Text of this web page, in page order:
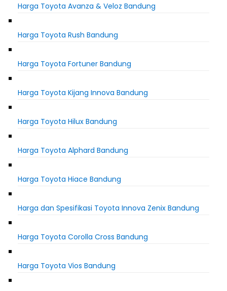
Harga Toyota Avanza & Veloz Bandung
Harga Toyota Rush Bandung
Harga Toyota Fortuner Bandung
Harga Toyota Kijang Innova Bandung
Harga Toyota Hilux Bandung
Harga Toyota Alphard Bandung
Harga Toyota Hiace Bandung
Harga dan Spesifikasi Toyota Innova Zenix Bandung
Harga Toyota Corolla Cross Bandung
Harga Toyota Vios Bandung